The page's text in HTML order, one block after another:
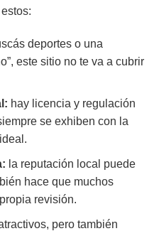
deportes o una
este sitio no te va a cubrir
hay licencia y regulación
se exhiben con la
la reputación local puede
hace que muchos
revisión.
pero también